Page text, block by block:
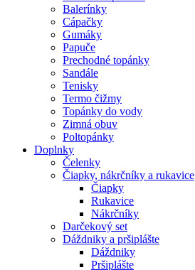
Balerínky
Cápačky
Gumáky
Papuče
Prechodné topánky
Sandále
Tenisky
Termo čižmy
Topánky do vody
Zimná obuv
Poltopánky
Doplnky
Čelenky
Čiapky, nákrčníky a rukavice
Čiapky
Rukavice
Nákrčníky
Darčekový set
Dáždniky a pršiplášte
Dáždniky
Pršiplášte